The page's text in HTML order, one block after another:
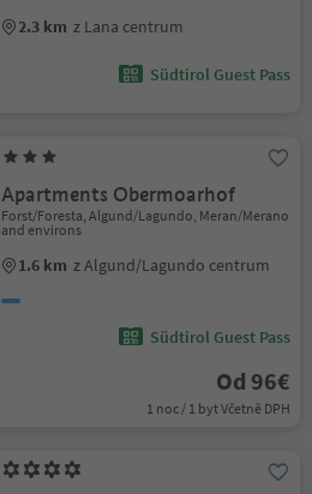
2.3 km z Lana centrum
Südtirol Guest Pass
Apartments Obermoarhof
Forst/Foresta, Algund/Lagundo, Meran/Merano
and environs
1.6 km z Algund/Lagundo centrum
Südtirol Guest Pass
Od 96€
1 noc / 1 byt Včetně DPH